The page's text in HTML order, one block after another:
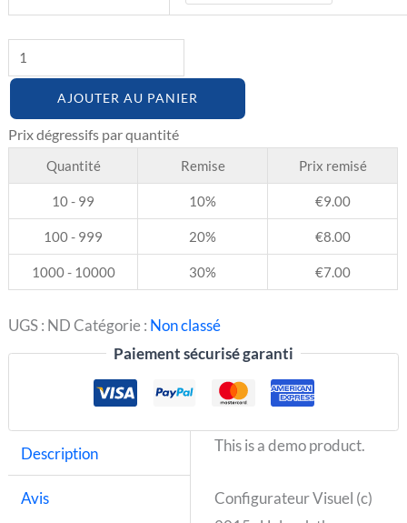
AJOUTER AU PANIER
Quantité Remise Prix remisé
10 - 99 10% €9.00
100 - 999 20% €8.00
1000 - 10000 30% €7.00
UGS : NDCatégorie : Non classé
Paiement sécurisé garanti
Description
Avis
This is a demo product.
Configurateur Visuel (c)